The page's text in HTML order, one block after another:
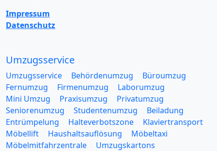
Impressum
Datenschutz
Umzugsservice
Umzugsservice Behördenumzug
Büroumzug
Fernumzug
Firmenumzug
Laborumzug
Mini Umzug
Praxisumzug
Privatumzug
Seniorenumzug
Studentenumzug
Beiladung
Entrümpelung
Halteverbotszone
Klaviertransport
Möbellift
Haushaltsauflösung
Möbeltaxi
Möbelmitfahrzentrale
Umzugskartons